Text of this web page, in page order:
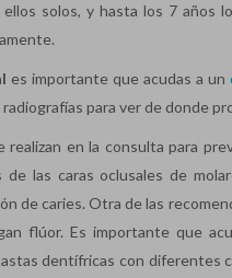
solos, y hasta los 7 años
es importante que acudas a un
radiografías para ver de donde
en la consulta para
de las caras oclusales de
de caries. Otra de las
flúor. Es importante que
dentífricas con